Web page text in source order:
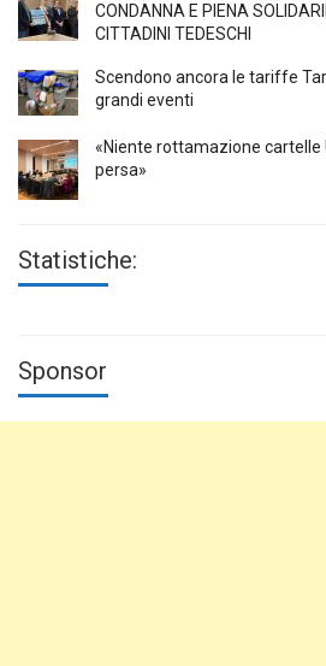
CONDANNA E PIENA
CITTADINI TEDESCHI
Scendono ancora le tariffe
grandi eventi
«Niente rottamazione cartelle
persa»
Statistiche:
Sponsor